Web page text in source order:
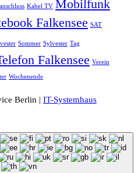
Kabel TV Mobilfunk
Falkensee SAT
Sommer Sylvester Tag
Falkensee Verein
Wochenende
Berlin | IT-Systemhaus